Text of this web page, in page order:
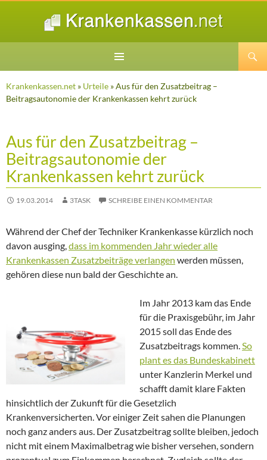
SPRINGEN
Krankenkassen.net » Urteile » Aus für den Zusatzbeitrag –
Beitragsautonomie der Krankenkassen kehrt zurück
Aus für den Zusatzbeitrag –
Beitragsautonomie der
Krankenkassen kehrt zurück
19.03.2014 3TASK SCHREIBE EINEN KOMMENTAR
Während der Chef der Techniker Krankenkasse kürzlich noch
davon ausging,dass im kommenden Jahr wieder alle
Krankenkassen Zusatzbeiträge verlangen werden müssen,
gehören diese nun bald der Geschichte an.
Im Jahr 2013 kam das Ende
für die Praxisgebühr, im Jahr
2015 soll das Ende des
Zusatzbeitrags kommen.So
plant es das Bundeskabinett
unter Kanzlerin Merkel und
schafft damit klare Fakten
hinsichtlich der Zukunft für die Gesetzlich
Krankenversicherten. Vor einiger Zeit sahen die Planungen
noch ganz anders aus. Der Zusatzbeitrag sollte bleiben, jedoch
nicht mit einem Maximalbetrag wie bisher versehen, sondern